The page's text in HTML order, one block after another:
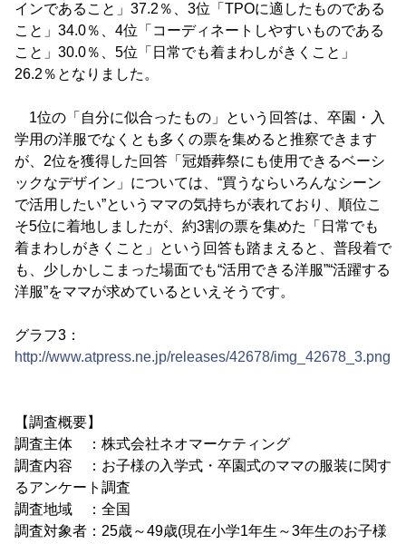
インであること」37.2％、3位「TPOに適したものである
こと」34.0％、4位「コーディネートしやすいものである
こと」30.0％、5位「日常でも着まわしがきくこと」
26.2％となりました。
1位の「自分に似合ったもの」という回答は、卒園・入
学用の洋服でなくとも多くの票を集めると推察できます
が、2位を獲得した回答「冠婚葬祭にも使用できるベーシ
ックなデザイン」については、“買うならいろんなシーン
で活用したい”というママの気持ちが表れており、順位こ
そ5位に着地しましたが、約3割の票を集めた「日常でも
着まわしがきくこと」という回答も踏まえると、普段着で
も、少しかしこまった場面でも“活用できる洋服”“活躍する
洋服”をママが求めているといえそうです。
グラフ3：
http://www.atpress.ne.jp/releases/42678/img_42678_3.png
【調査概要】
調査主体 ：株式会社ネオマーケティング
調査内容 ：お子様の入学式・卒園式のママの服装に関す
るアンケート調査
調査地域 ：全国
調査対象者：25歳～49歳(現在小学1年生～3年生のお子様